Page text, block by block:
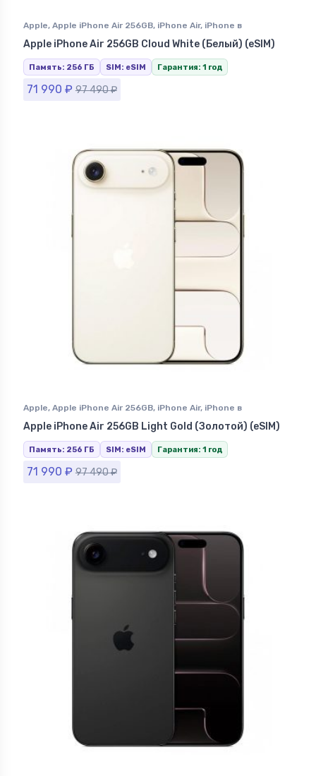
Apple, Apple iPhone Air 256GB, iPhone Air, iPhone в
Ставрополе
Apple iPhone Air 256GB Cloud White (Белый) (eSIM)
Память: 256 ГБ SIM: eSIM Гарантия: 1 год
71 990 ₽ 97 490₽
Apple, Apple iPhone Air 256GB, iPhone Air, iPhone в
Ставрополе
Apple iPhone Air 256GB Light Gold (Золотой) (eSIM)
Память: 256 ГБ SIM: eSIM Гарантия: 1 год
71 990 ₽ 97 490₽